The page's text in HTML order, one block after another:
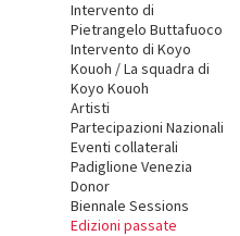
Intervento di
Pietrangelo Buttafuoco
Intervento di Koyo
Kouoh / La squadra di
Koyo Kouoh
Artisti
Partecipazioni Nazionali
Eventi collaterali
Padiglione Venezia
Donor
Biennale Sessions
Edizioni passate